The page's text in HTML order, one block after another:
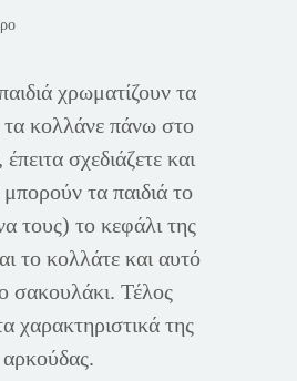
χρωματίζουν τα
τα κολλάνε πάνω στο
σχεδιάζετε και
τα παιδιά το
τους) το κεφάλι της
το κολλάτε και αυτό
σακουλάκι. Τέλος
χαρακτηριστικά της
αρκούδας.